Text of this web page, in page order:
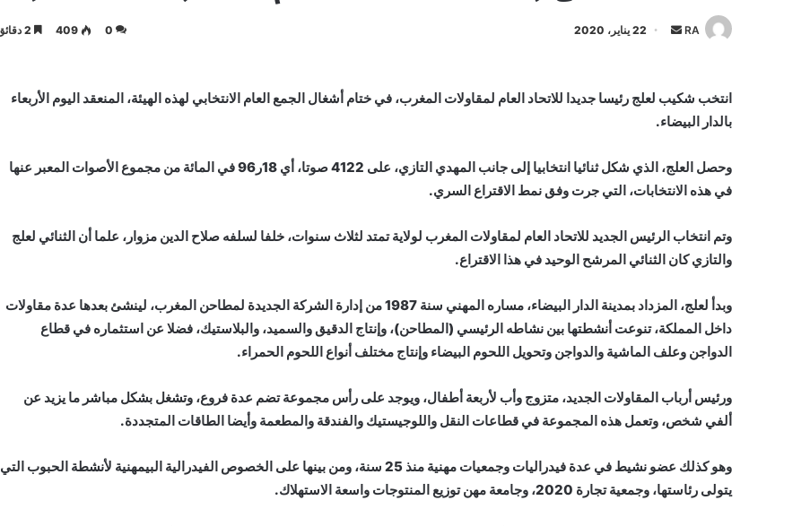
RA
أرسل 22 يناير، 2020 0
409
انتخب شكيب لعلج رئيسا جديدا للاتحاد العام لمقاولات المغرب، في ختام أشغال الجمع العام الانتخابي لهذه الهيئة، المنعقد اليوم الأربعاء
بالدار البيضاء.
وحصل العلج، الذي شكل ثنائيا انتخابيا إلى جانب المهدي التازي، على 4122 صوتا، أي 18ر96 في المائة من مجموع الأصوات المعبر عنها
في هذه الانتخابات، التي جرت وفق نمط الاقتراع السري.
وتم انتخاب الرئيس الجديد للاتحاد العام لمقاولات المغرب لولاية تمتد لثلاث سنوات، خلفا لسلفه صلاح الدين مزوار، علما أن الثنائي لعلج
والتازي كان الثنائي المرشح الوحيد في هذا الاقتراع.
وبدأ لعلج، المزداد بمدينة الدار البيضاء، مساره المهني سنة 1987 من إدارة الشركة الجديدة لمطاحن المغرب، لينشئ بعدها عدة مقاولات
داخل المملكة، تنوعت أنشطتها بين نشاطه الرئيسي (المطاحن)، وإنتاج الدقيق والسميد، والبلاستيك، فضلا عن استثماره في قطاع
الدواجن وعلف الماشية والدواجن وتحويل اللحوم البيضاء وإنتاج مختلف أنواع اللحوم الحمراء.
ورئيس أرباب المقاولات الجديد، متزوج وأب لأربعة أطفال، ويوجد على رأس مجموعة تضم عدة فروع، وتشغل بشكل مباشر ما يزيد عن
ألفي شخص، وتعمل هذه المجموعة في قطاعات النقل واللوجيستيك والفندقة والمطعمة وأيضا الطاقات المتجددة.
وهو كذلك عضو نشيط في عدة فيدراليات وجمعيات مهنية منذ 25 سنة، ومن بينها على الخصوص الفيدرالية البيمهنية لأنشطة الحبوب التي
يتولى رئاستها، وجمعية تجارة 2020، وجامعة مهن توزيع المنتوجات واسعة الاستهلاك.